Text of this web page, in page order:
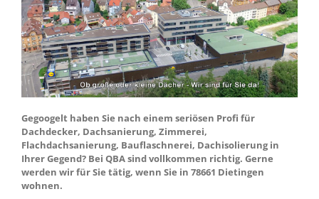
Gegoogelt haben Sie nach einem seriösen Profi für
Dachdecker, Dachsanierung, Zimmerei,
Flachdachsanierung, Bauflaschnerei, Dachisolierung in
Ihrer Gegend? Bei QBA sind vollkommen richtig. Gerne
werden wir für Sie tätig, wenn Sie in 78661 Dietingen
wohnen.